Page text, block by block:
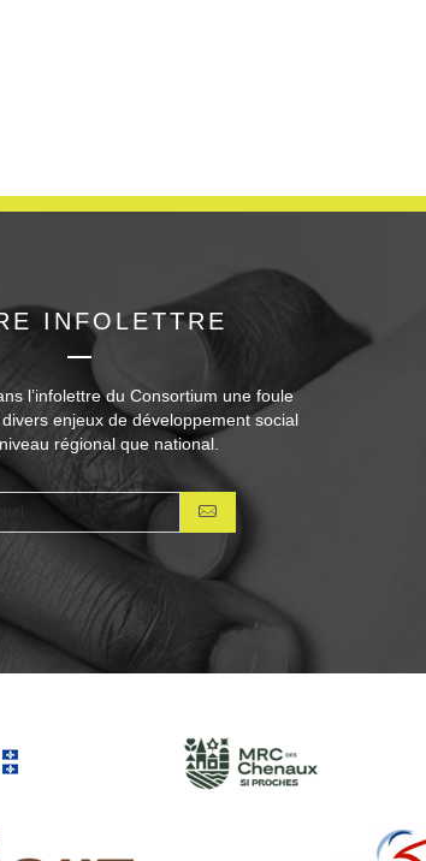
INFOLETTRE
l’infolettre du Consortium une foule
enjeux de développement social
régional que national.